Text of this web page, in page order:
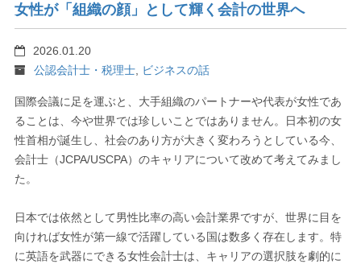
女性が「組織の顔」として輝く会計の世界へ
2026.01.20
公認会計士・税理士, ビジネスの話
国際会議に足を運ぶと、大手組織のパートナーや代表が女性であ
ることは、今や世界では珍しいことではありません。日本初の女
性首相が誕生し、社会のあり方が大きく変わろうとしている今、
会計士（JCPA/USCPA）のキャリアについて改めて考えてみまし
た。
日本では依然として男性比率の高い会計業界ですが、世界に目を
向ければ女性が第一線で活躍している国は数多く存在します。特
に英語を武器にできる女性会計士は、キャリアの選択肢を劇的に